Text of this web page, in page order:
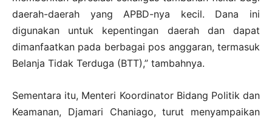
daerah-daerah yang APBD-nya kecil. Dana ini
digunakan untuk kepentingan daerah dan dapat
dimanfaatkan pada berbagai pos anggaran, termasuk
Belanja Tidak Terduga (BTT),” tambahnya.
Sementara itu, Menteri Koordinator Bidang Politik dan
Keamanan, Djamari Chaniago, turut menyampaikan